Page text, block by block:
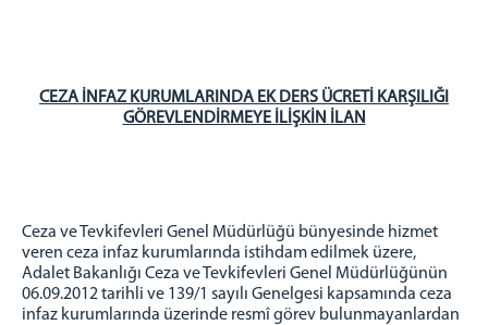
YEMEK MENÜSÜ
C. SAVCILARIMIZ
KOMİSYON
MAHKEMELER
CEZA İNFAZ KURUMLARINDA EK DERS ÜCRETİ KARŞILIĞI
GÖREVLENDİRMEYE İLİŞKİN
İLAN
Ceza ve Tevkifevleri Genel Müdürlüğü bünyesinde hizmet
veren ceza infaz kurumlarında istihdam edilmek üzere,
Adalet Bakanlığı Ceza ve Tevkifevleri Genel Müdürlüğünün
06.09.2012 tarihli ve 139/1 sayılı Genelgesi kapsamında ceza
infaz kurumlarında üzerinde resmî görev bulunmayanlardan